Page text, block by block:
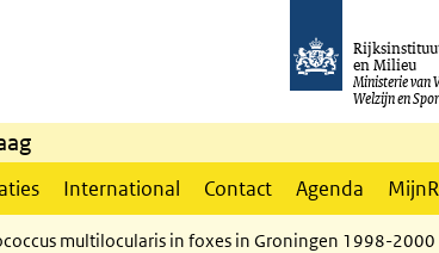
en Milieu
Ministerie van
Welzijn en
International Contact Agenda
multilocularis in foxes in Groningen 1998-2000